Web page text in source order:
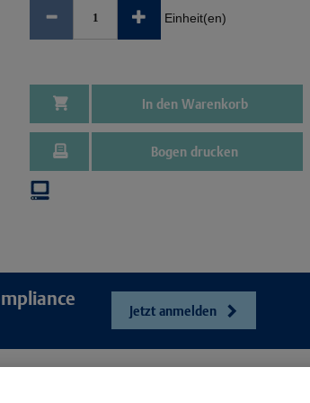
Einheit(en)
In den Warenkorb
Bogen drucken
Jetzt anmelden